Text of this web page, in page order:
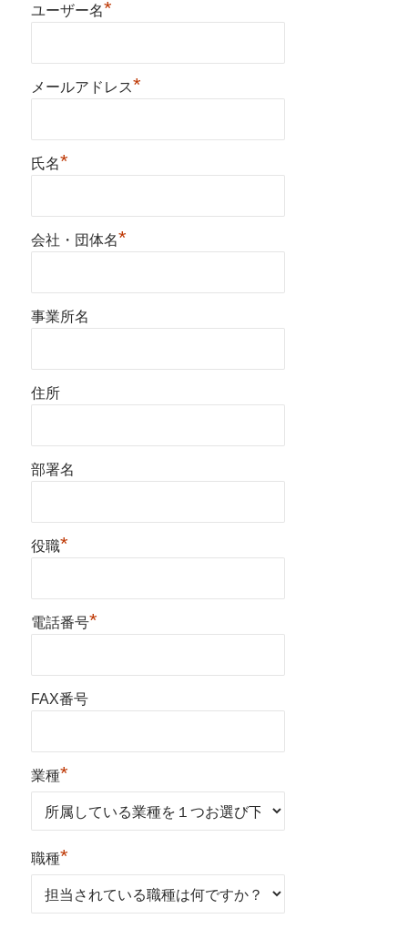
ユーザー名*
メールアドレス*
氏名*
会社・団体名*
事業所名
住所
部署名
役職*
電話番号*
FAX番号
業種*
職種*